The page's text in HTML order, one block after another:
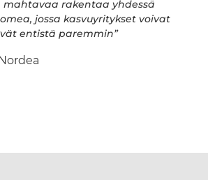
mahtavaa rakentaa yhdessä
jossa kasvuyritykset voivat
entistä paremmin”